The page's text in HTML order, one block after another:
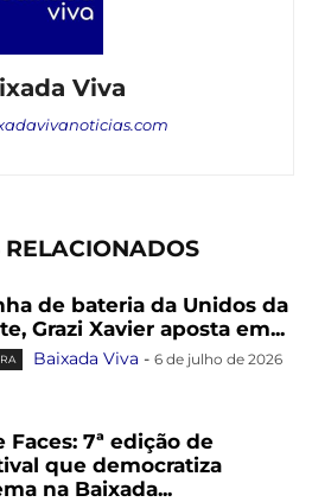
Viva
RELACIONADOS
de bateria da Unidos da
Grazi Xavier aposta em...
Baixada Viva - 6 de julho de 2026
Faces: 7ª edição de
que democratiza
na Baixada...